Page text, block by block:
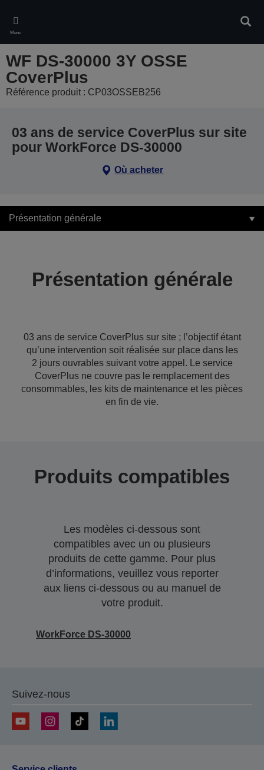
main
content
Menu
WF DS-30000 3Y OSSE
CoverPlus
Référence produit : CP03OSSEB256
03 ans de service CoverPlus sur site
pour WorkForce DS-30000
Où acheter
Présentation générale
Présentation générale
03 ans de service CoverPlus sur site ; l’objectif étant
qu’une intervention soit réalisée sur place dans les
2 jours ouvrables suivant votre appel. Le service
CoverPlus ne couvre pas le remplacement des
consommables, les kits de maintenance et les pièces
en fin de vie.
Produits compatibles
Les modèles ci-dessous sont
compatibles avec un ou plusieurs
produits de cette gamme. Pour plus
d’informations, veuillez vous reporter
aux liens ci-dessous ou au manuel de
votre produit.
WorkForce DS-30000
Suivez-nous